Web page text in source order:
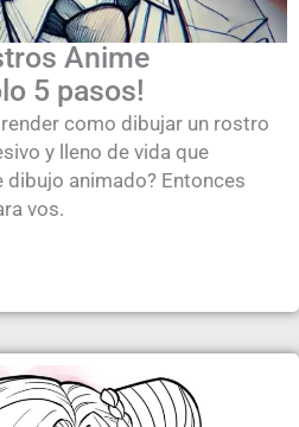
Anime
5 pasos!
como dibujar un rostro
y lleno de vida que
animado? Entonces
vos.